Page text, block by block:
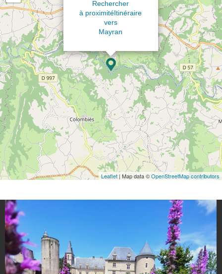
Rechercher
à proximitéItinéraire
vers
Mayran
Leaflet | Map data ©OpenStreetMap contributors